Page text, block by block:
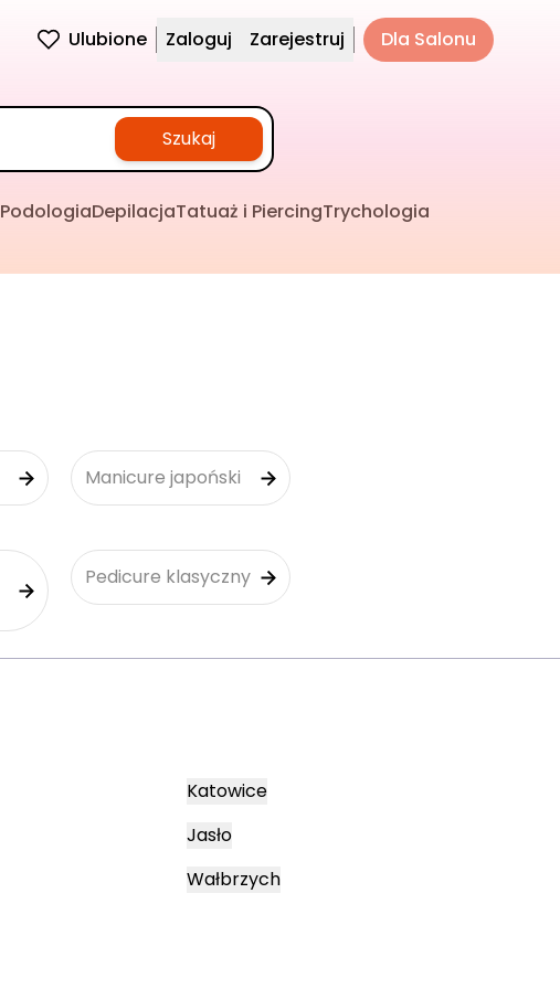
Ulubione Zaloguj Zarejestruj Dla Salonu
Szukaj
PodologiaDepilacjaTatuaż i PiercingTrychologia
Manicure japoński
Pedicure klasyczny
Katowice
Jasło
Wałbrzych